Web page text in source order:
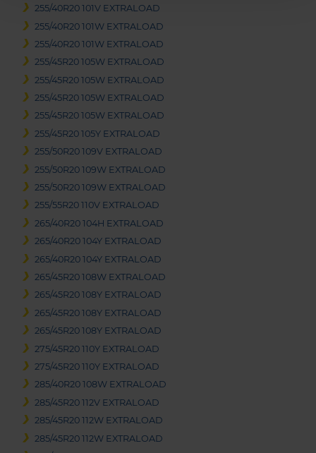
255/40R20 101V EXTRALOAD
255/40R20 101W EXTRALOAD
255/40R20 101W EXTRALOAD
255/45R20 105W EXTRALOAD
255/45R20 105W EXTRALOAD
255/45R20 105W EXTRALOAD
255/45R20 105W EXTRALOAD
255/45R20 105Y EXTRALOAD
255/50R20 109V EXTRALOAD
255/50R20 109W EXTRALOAD
255/50R20 109W EXTRALOAD
255/55R20 110V EXTRALOAD
265/40R20 104H EXTRALOAD
265/40R20 104Y EXTRALOAD
265/40R20 104Y EXTRALOAD
265/45R20 108W EXTRALOAD
265/45R20 108Y EXTRALOAD
265/45R20 108Y EXTRALOAD
265/45R20 108Y EXTRALOAD
275/45R20 110Y EXTRALOAD
275/45R20 110Y EXTRALOAD
285/40R20 108W EXTRALOAD
285/45R20 112V EXTRALOAD
285/45R20 112W EXTRALOAD
285/45R20 112W EXTRALOAD